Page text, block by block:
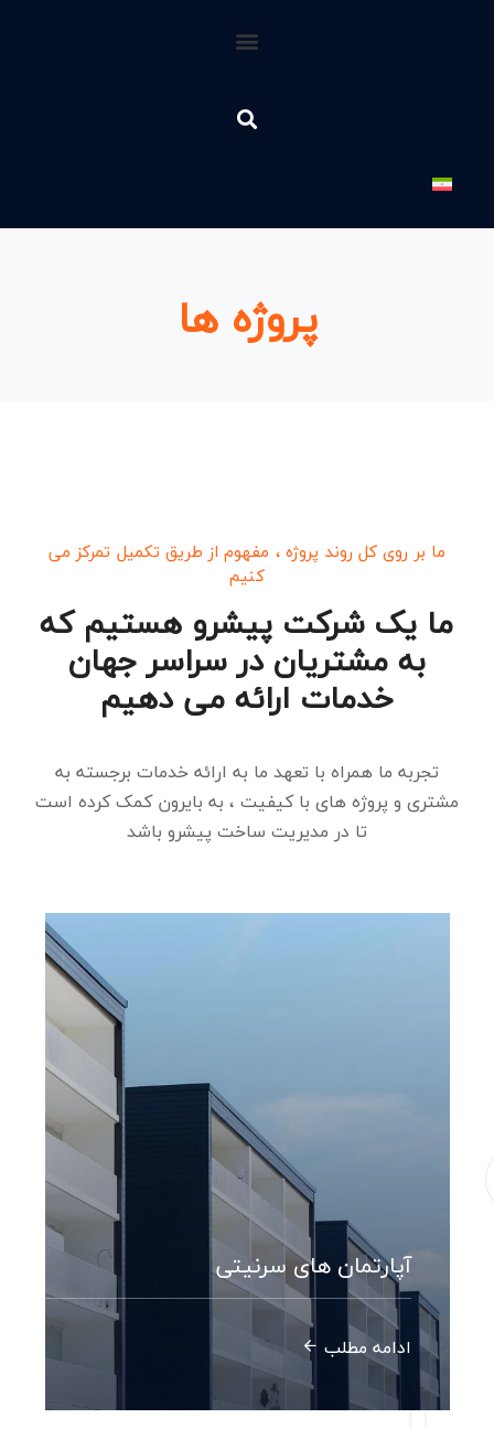
پروژه ها
ما بر روی کل روند پروژه ، مفهوم از طریق تکمیل تمرکز می
کنیم
ما یک شرکت پیشرو هستیم که
به مشتریان در سراسر جهان
خدمات ارائه می دهیم
تجربه ما همراه با تعهد ما به ارائه خدمات برجسته به
مشتری و پروژه های با کیفیت ، به بایرون کمک کرده است
تا در مدیریت ساخت پیشرو باشد
آپارتمان های سرنیتی
ادامه مطلب